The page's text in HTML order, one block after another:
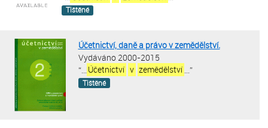
Tištěné
Účetnictví, daně a právo v zemědělství.
Vydáváno 2000-2015
“... Účetnictví v zemědělství ...”
Tištěné